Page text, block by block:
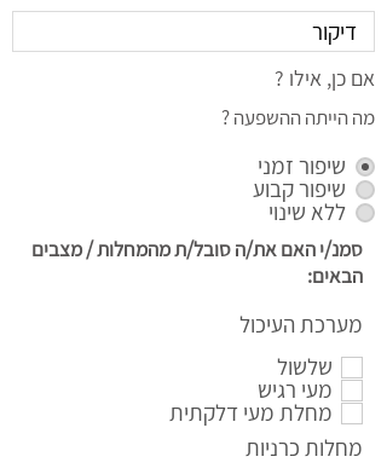
אם כן, אילו ?
מה הייתה ההשפעה ?
שיפור זמני
שיפור קבוע
ללא שינוי
סמנ/י האם את/ה סובל/ת מהמחלות / מצבים
הבאים:
מערכת העיכול
שלשול
מעי רגיש
מחלת מעי דלקתית
מחלות כרניות